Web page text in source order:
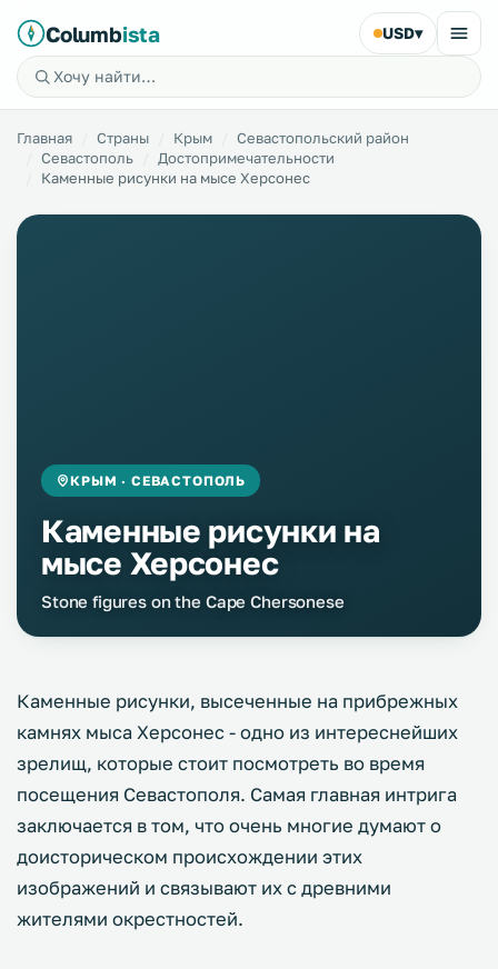
Columbista USD▾
Главная Страны Крым
Севастопольский район
Севастополь
Достопримечательности
Каменные рисунки на мысе Херсонес
КРЫМ · СЕВАСТОПОЛЬ
Каменные рисунки на
мысе Херсонес
Stone figures on the Cape Chersonese
Каменные рисунки, высеченные на прибрежных
камнях мыса Херсонес - одно из интереснейших
зрелищ, которые стоит посмотреть во время
посещения Севастополя. Самая главная интрига
заключается в том, что очень многие думают о
доисторическом происхождении этих
изображений и связывают их с древними
жителями окрестностей.